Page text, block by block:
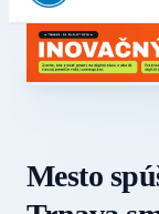
Mesto